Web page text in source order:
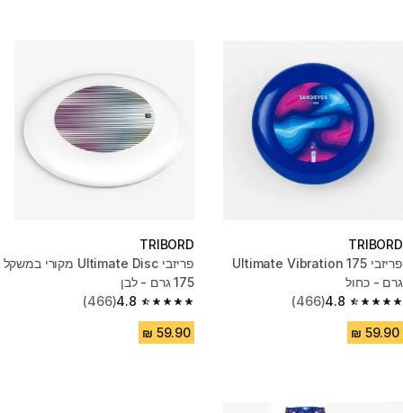
TRIBORD
פריזבי Ultimate Vibration 175
גרם - כחול
4.8
4.8 out of 5 stars from 466 reviews
(466)
TRIBORD
פריזבי Ultimate Disc מקורי במשקל
175 גרם - לבן
4.8
4.8 out of 5 stars from 466 reviews
(466)